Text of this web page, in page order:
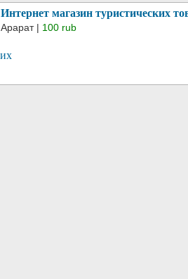
Интернет магазин туристических
Арарат | 100 rub